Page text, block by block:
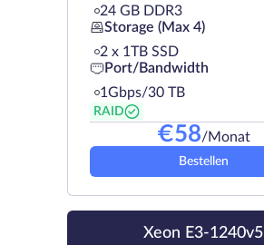
24 GB DDR3
Storage (Max 4)
2 х 1TB SSD
Port/Bandwidth
1Gbps/30 TB
RAID
€58/Monat
Bestellen
Xeon E3-1240v5